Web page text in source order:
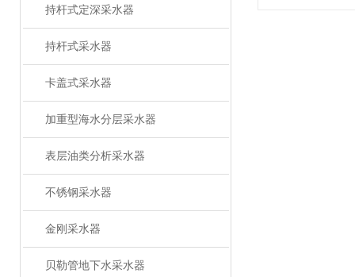
持杆式定深采水器
持杆式采水器
卡盖式采水器
加重型海水分层采水器
表层油类分析采水器
不锈钢采水器
金刚采水器
贝勒管地下水采水器